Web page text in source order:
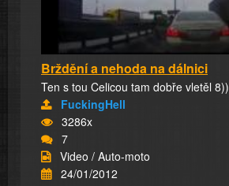
Brždění a nehoda na dálnici
Ten s tou Celicou tam dobře vletěl 8))
FuckingHell
3286x
7
Video / Auto-moto
24/01/2012